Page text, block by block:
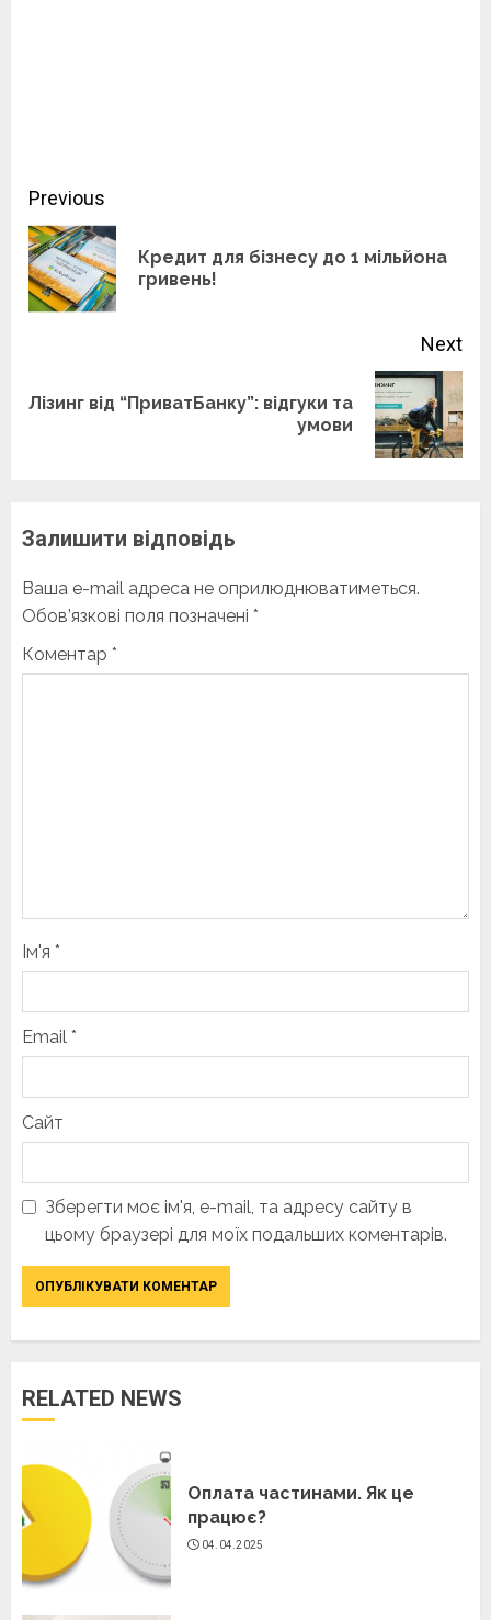
Continue
Reading
Previous
Кредит для бізнесу до 1 мільйона
гривень!
Next
Next
Лізинг від “ПриватБанку”: відгуки та
умови
Залишити відповідь
Ваша e-mail адреса не оприлюднюватиметься.
Обов’язкові поля позначені *
Коментар *
Ім'я *
Email *
Сайт
Зберегти моє ім'я, e-mail, та адресу сайту в
цьому браузері для моїх подальших коментарів.
RELATED NEWS
Оплата частинами. Як це
працює?
04.04.2025